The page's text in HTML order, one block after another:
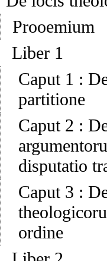
Prooemium
Liber 1
Caput 1 :
partitione
Caput 2 :
disputatio
Caput 3 :
ordine